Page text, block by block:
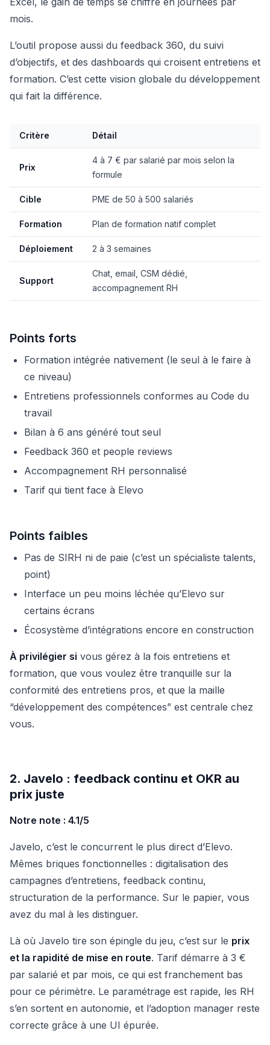
mois.
L’outil propose aussi du feedback 360, du suivi
d’objectifs, et des dashboards qui croisent entretiens et
formation. C’est cette vision globale du développement
qui fait la différence.
Critère Détail
Prix
4 à 7 € par salarié par mois selon la
formule
Cible PME de 50 à 500 salariés
Formation Plan de formation natif complet
Déploiement 2 à 3 semaines
Support
Chat, email, CSM dédié,
accompagnement RH
Points forts
Formation intégrée nativement (le seul à le faire à
ce niveau)
Entretiens professionnels conformes au Code du
travail
Bilan à 6 ans généré tout seul
Feedback 360 et people reviews
Accompagnement RH personnalisé
Tarif qui tient face à Elevo
Points faibles
Pas de SIRH ni de paie (c’est un spécialiste talents,
point)
Interface un peu moins léchée qu’Elevo sur
certains écrans
Écosystème d’intégrations encore en construction
À privilégier si vous gérez à la fois entretiens et
formation, que vous voulez être tranquille sur la
conformité des entretiens pros, et que la maille
“développement des compétences” est centrale chez
vous.
2. Javelo : feedback continu et OKR au
prix juste
Notre note : 4.1/5
Javelo, c’est le concurrent le plus direct d’Elevo.
Mêmes briques fonctionnelles : digitalisation des
campagnes d’entretiens, feedback continu,
structuration de la performance. Sur le papier, vous
avez du mal à les distinguer.
Là où Javelo tire son épingle du jeu, c’est sur le prix
et la rapidité de mise en route. Tarif démarre à 3 €
par salarié et par mois, ce qui est franchement bas
pour ce périmètre. Le paramétrage est rapide, les RH
s’en sortent en autonomie, et l’adoption manager reste
correcte grâce à une UI épurée.